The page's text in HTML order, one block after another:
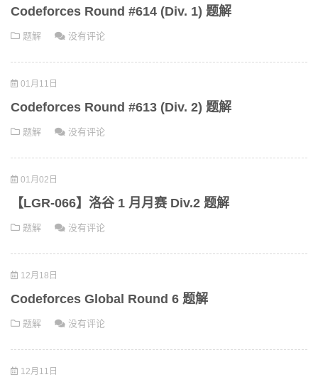
Codeforces Round #614 (Div. 1) 题解
题解 没有评论
01月11日
Codeforces Round #613 (Div. 2) 题解
题解 没有评论
01月02日
【LGR-066】洛谷 1 月月赛 Div.2 题解
题解 没有评论
12月18日
Codeforces Global Round 6 题解
题解 没有评论
12月11日